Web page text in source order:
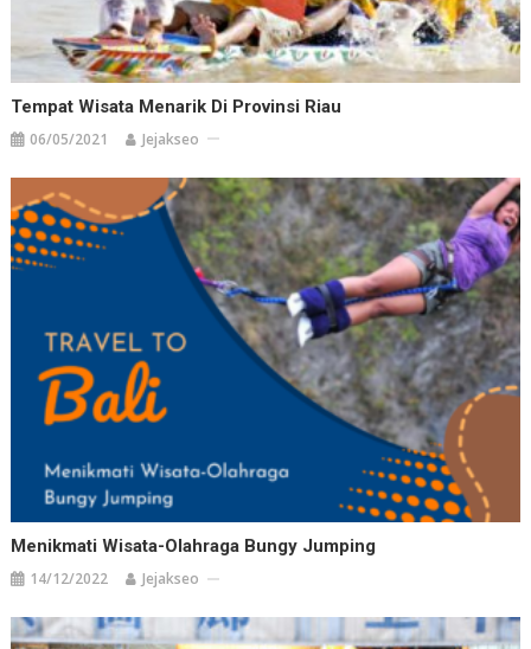
Tempat Wisata Menarik Di Provinsi Riau
06/05/2021 Jejakseo
Menikmati Wisata-Olahraga Bungy Jumping
14/12/2022 Jejakseo